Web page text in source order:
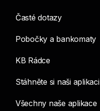
Časté dotazy
Pobočky a bankomaty
KB Rádce
Stáhněte si naši aplikaci
Všechny naše aplikace